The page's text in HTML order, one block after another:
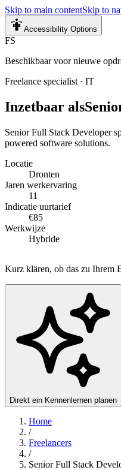
Skip to main contentSkip to
Accessibility Options
FS
Beschikbaar voor nieuwe
Freelance specialist · IT
Inzetbaar als
Senior Full Stack Developer
powered software solutions.
Locatie
Dronten
Jaren werkervaring
11
Indicatie uurtarief
€85
Werkwijze
Hybride
Kurz klären, ob das zu Ihrem
Direkt ein Kennenlernen planen
Home
/
Freelancers
/
Senior Full Stack